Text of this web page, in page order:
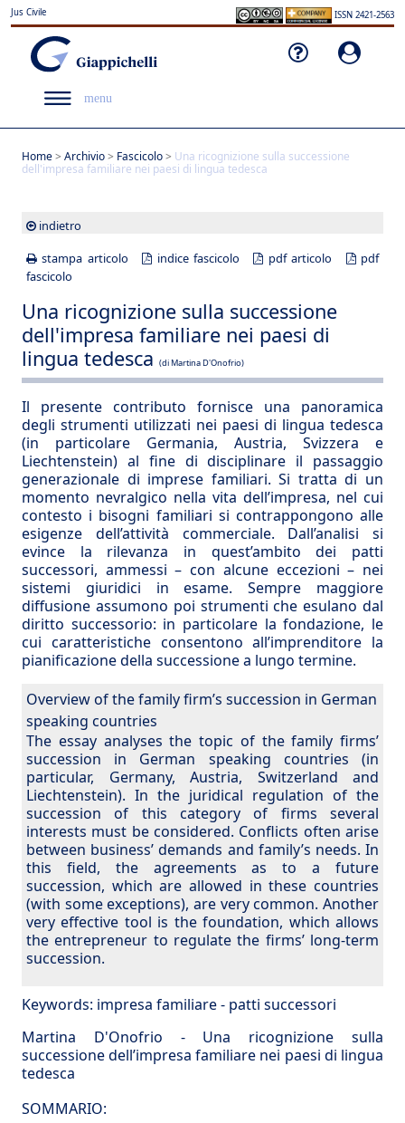
Jus Civile ISSN 2421-2563
menu
Home> Archivio> Fascicolo> Una ricognizione sulla successione
dell'impresa familiare nei paesi di lingua tedesca
indietro
stampa articolo
indice fascicolo pdf articolo
pdf
fascicolo
Una ricognizione sulla successione
dell'impresa familiare nei paesi di
lingua tedesca (di Martina D'Onofrio)
Il presente contributo fornisce una panoramica
degli strumenti utilizzati nei paesi di lingua tedesca
(in particolare Germania, Austria, Svizzera e
Liechtenstein) al fine di disciplinare il passaggio
generazionale di imprese familiari. Si tratta di un
momento nevralgico nella vita dell’impresa, nel cui
contesto i bisogni familiari si contrappongono alle
esigenze dell’attività commerciale. Dall’analisi si
evince la rilevanza in quest’ambito dei patti
successori, ammessi – con alcune eccezioni – nei
sistemi giuridici in esame. Sempre maggiore
diffusione assumono poi strumenti che esulano dal
diritto successorio: in particolare la fondazione, le
cui caratteristiche consentono all’imprenditore la
pianificazione della successione a lungo termine.
Overview of the family firm’s succession in German
speaking countries
The essay analyses the topic of the family firms’
succession in German speaking countries (in
particular, Germany, Austria, Switzerland and
Liechtenstein). In the juridical regulation of the
succession of this category of firms several
interests must be considered. Conflicts often arise
between business’ demands and family’s needs. In
this field, the agreements as to a future
succession, which are allowed in these countries
(with some exceptions), are very common. Another
very effective tool is the foundation, which allows
the entrepreneur to regulate the firms’ long-term
succession.
Keywords: impresa familiare- patti successori
Martina D'Onofrio - Una ricognizione sulla
successione dell’impresa familiare nei paesi di lingua
tedesca
SOMMARIO: